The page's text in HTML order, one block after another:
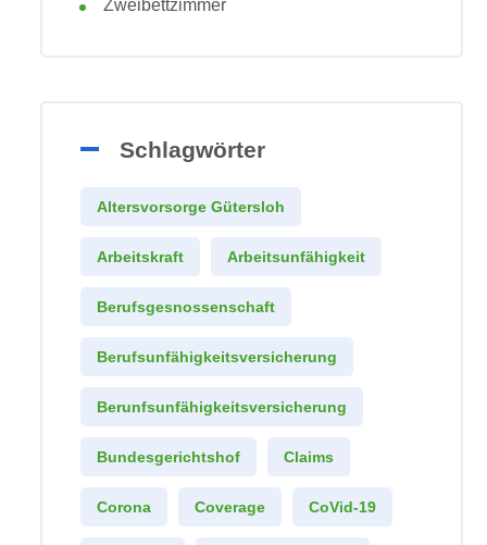
Zweibettzimmer
Schlagwörter
Altersvorsorge Gütersloh
Arbeitskraft Arbeitsunfähigkeit
Berufsgesnossenschaft
Berufsunfähigkeitsversicherung
Berunfsunfähigkeitsversicherung
Bundesgerichtshof Claims
Corona Coverage CoVid-19